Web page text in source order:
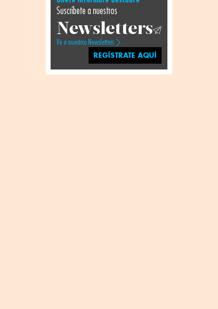
Suscríbete a nuestros
Newsletters
Ve a nuestros Newsletters
REGÍSTRATE AQUÍ